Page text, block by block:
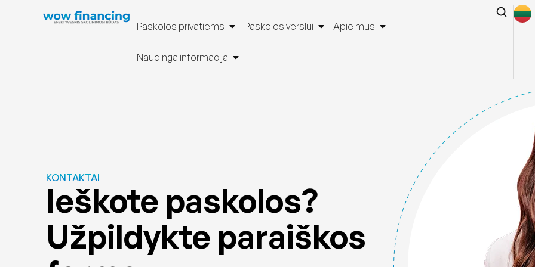
Paskolos privatiems Paskolos verslui Apie mus
Naudinga informacija
KONTAKTAI
Ieškote paskolos?
Užpildykte paraiškos